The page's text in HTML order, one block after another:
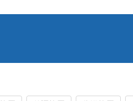
试的的考生从
加复试者按